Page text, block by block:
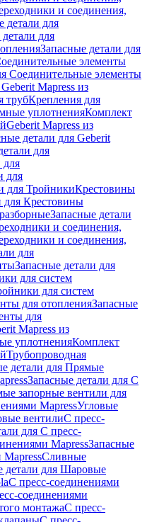
и соединения,
детали для
для
Запасные детали для
элементы
Соединительные элементы
Mapress из
трубКрепления для
уплотненияКомплект
Geberit Mapress из
детали для Geberit
для
для
для
для ТройникиКрестовины
для Крестовины
Запасные детали
и соединения,
и соединения,
для
Запасные детали для
для систем
для систем
для отопленияЗапасные
для
Mapress из
уплотненияКомплект
Трубопроводная
детали для Прямые
Запасные детали для С
запорные вентили для
MapressУгловые
вентилиС пресс-
для С пресс-
MapressЗапасные
MapressСливные
детали для Шаровые
С пресс-соединениями
соединениями
монтажаС пресс-